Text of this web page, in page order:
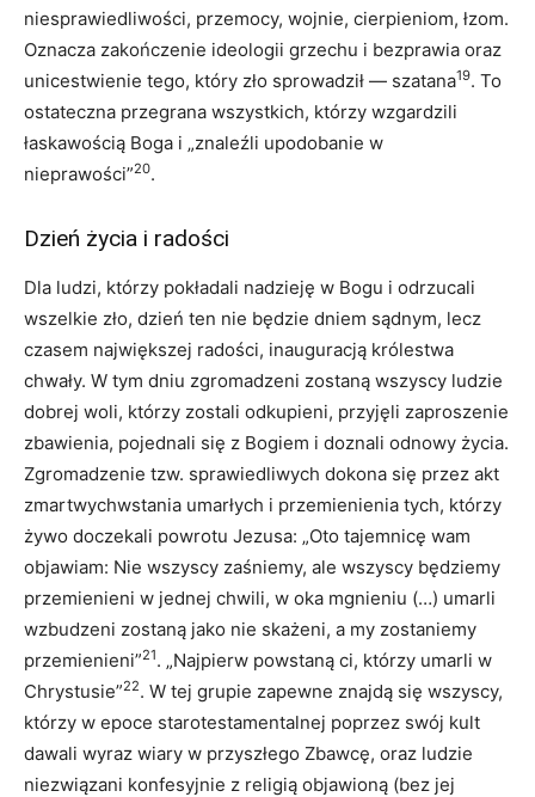
niesprawiedliwości, przemocy, wojnie, cierpieniom, łzom.
Oznacza zakończenie ideologii grzechu i bezprawia oraz
unicestwienie tego, który zło sprowadził ― szatana19. To
ostateczna przegrana wszystkich, którzy wzgardzili
łaskawością Boga i „znaleźli upodobanie w
nieprawości”20.
Dzień życia i radości
Dla ludzi, którzy pokładali nadzieję w Bogu i odrzucali
wszelkie zło, dzień ten nie będzie dniem sądnym, lecz
czasem największej radości, inauguracją królestwa
chwały. W tym dniu zgromadzeni zostaną wszyscy ludzie
dobrej woli, którzy zostali odkupieni, przyjęli zaproszenie
zbawienia, pojednali się z Bogiem i doznali odnowy życia.
Zgromadzenie tzw. sprawiedliwych dokona się przez akt
zmartwychwstania umarłych i przemienienia tych, którzy
żywo doczekali powrotu Jezusa: „Oto tajemnicę wam
objawiam: Nie wszyscy zaśniemy, ale wszyscy będziemy
przemienieni w jednej chwili, w oka mgnieniu (…) umarli
wzbudzeni zostaną jako nie skażeni, a my zostaniemy
przemienieni”21. „Najpierw powstaną ci, którzy umarli w
Chrystusie”22. W tej grupie zapewne znajdą się wszyscy,
którzy w epoce starotestamentalnej poprzez swój kult
dawali wyraz wiary w przyszłego Zbawcę, oraz ludzie
niezwiązani konfesyjnie z religią objawioną (bez jej